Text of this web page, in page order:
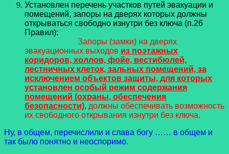
Установлен перечень участков путей эвакуации и
помещений, запоры на дверях которых должны
открываться свободно изнутри без ключа (п.26
Правил):
Запоры (замки) на дверях
эвакуационных выходов из поэтажных
коридоров, холлов, фойе, вестибюлей,
лестничных клеток, зальных помещений, за
исключением объектов защиты, для которых
установлен особый режим содержания
помещений (охраны, обеспечения
безопасности), должны обеспечивать возможность
их свободного открывания изнутри без ключа.
Ну, в общем, перечислили и слава богу …… в общем и
так было понятно и неоспоримо.